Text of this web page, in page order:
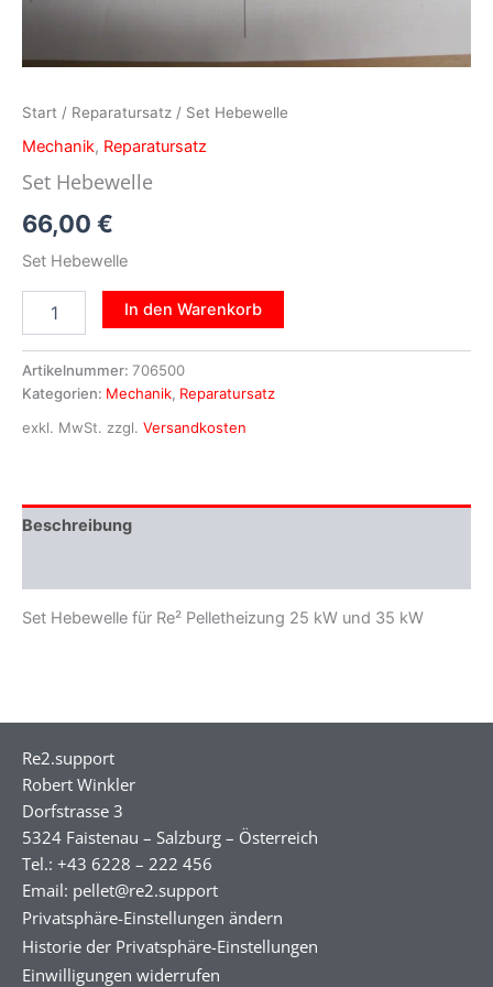
Start / Reparatursatz / Set Hebewelle
Mechanik, Reparatursatz
Set Hebewelle
66,00 €
Set Hebewelle
In den Warenkorb
Artikelnummer: 706500
Kategorien: Mechanik, Reparatursatz
exkl. MwSt. zzgl. Versandkosten
Beschreibung
Set Hebewelle für Re² Pelletheizung 25 kW und 35 kW
Re2.support
Robert Winkler
Dorfstrasse 3
5324 Faistenau – Salzburg – Österreich
Tel.: +43 6228 – 222 456
Email: pellet@re2.support
Privatsphäre-Einstellungen ändern
Historie der Privatsphäre-Einstellungen
Einwilligungen widerrufen